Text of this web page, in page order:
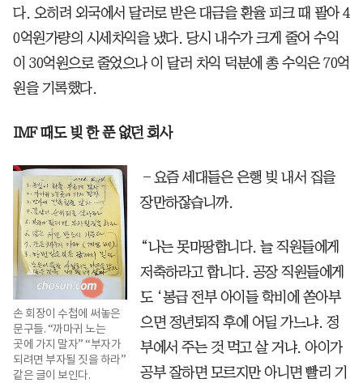
다. 오히려 외국에서 달러로 받은 대금을 환율 피크 때 팔아 4
0억원가량의 시세차익을 냈다. 당시 내수가 크게 줄어 수익
이 30억원으로 줄었으나 이 달러 차익 덕분에 총 수익은 70억
원을 기록했다.
IMF 때도 빚 한 푼 없던 회사
손 회장이 수첩에 써놓은
문구들. “까마귀 노는
곳에 가지 말자” “부자가
되려면 부자될 짓을 하라”
같은 글이 보인다.
―요즘 세대들은 은행 빚 내서 집을
장만하잖습니까.
“나는 못마땅합니다. 늘 직원들에게
저축하라고 합니다. 공장 직원들에게
도 ‘봉급 전부 아이들 학비에 쏟아부
으면 정년퇴직 후에 어딜 가느냐. 정
부에서 주는 것 먹고 살 거냐. 아이가
공부 잘하면 모르지만 아니면 빨리 기